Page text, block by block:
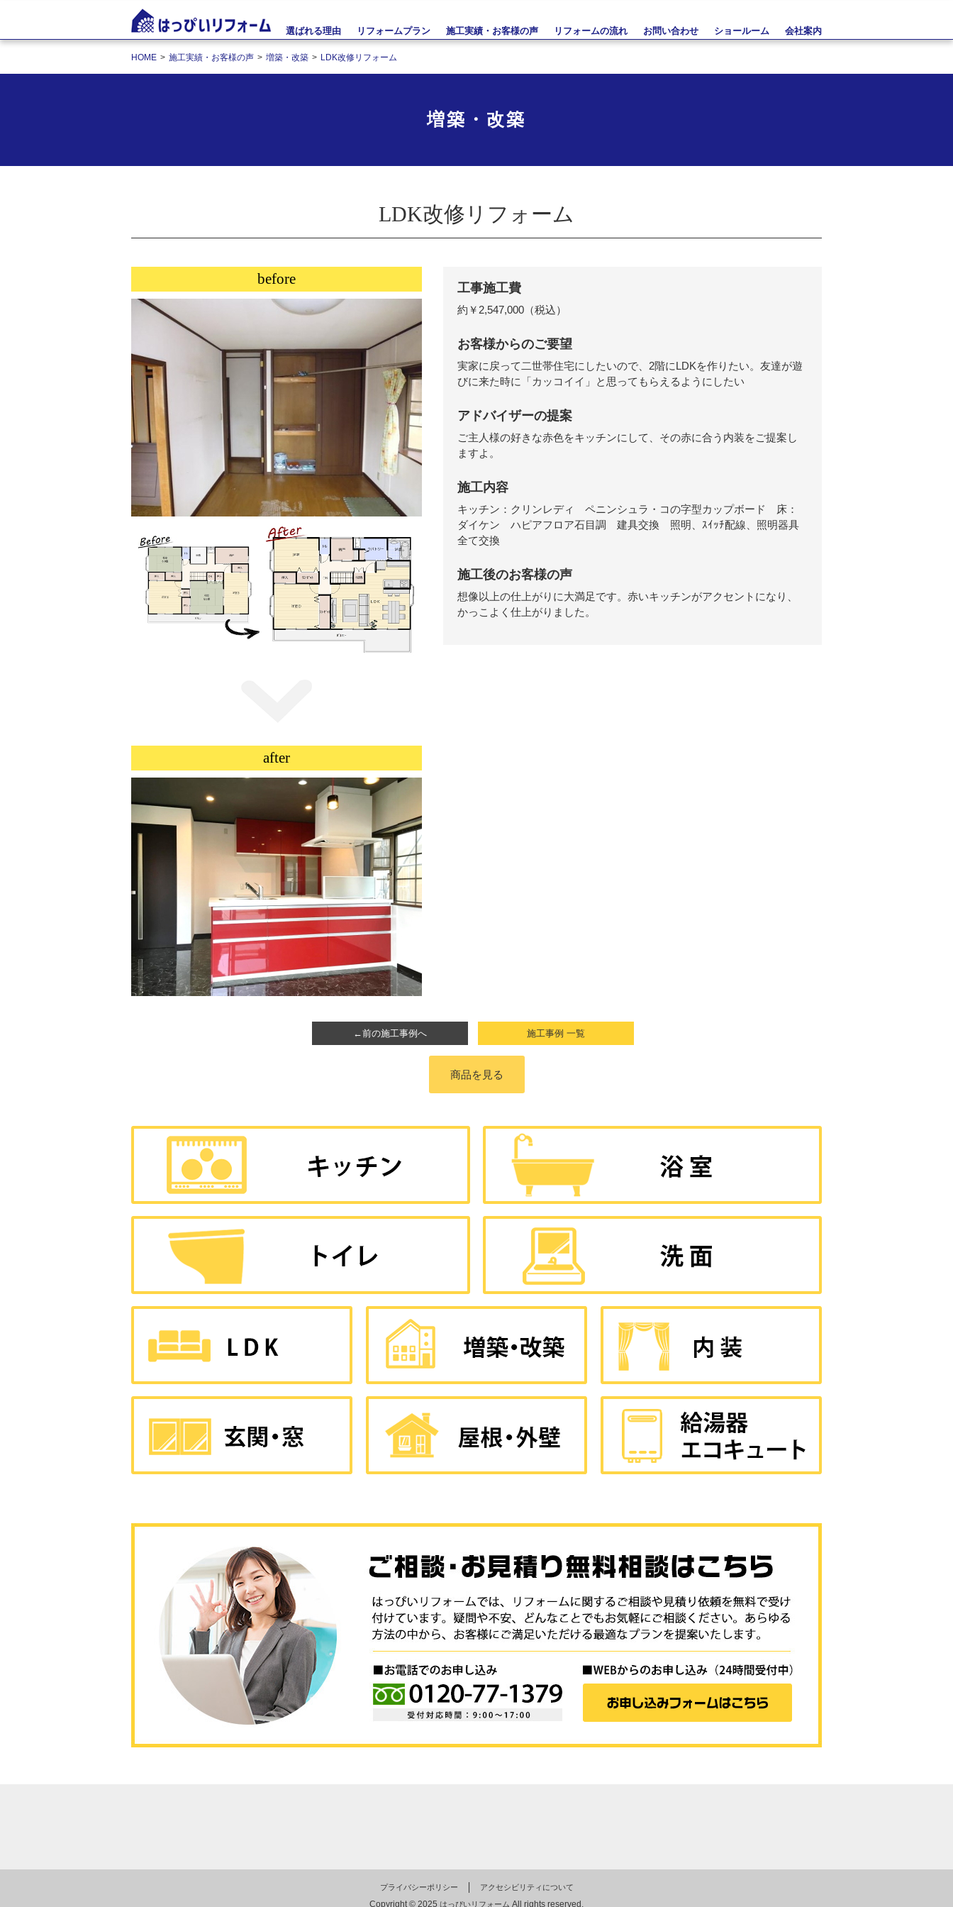
選ばれる理由 リフォームプラン 施工実績・お客様の声 リフォームの流れ お問い合わせ ショールーム 会社案内
HOME 施工実績・お客様の声 増築・改築 LDK改修リフォーム
増築・改築
LDK改修リフォーム
before
after
工事施工費
約￥2,547,000（税込）
お客様からのご要望
実家に戻って二世帯住宅にしたいので、2階にLDKを作りたい。友達が遊
びに来た時に「カッコイイ」と思ってもらえるようにしたい
アドバイザーの提案
ご主人様の好きな赤色をキッチンにして、その赤に合う内装をご提案し
ますよ。
施工内容
キッチン：クリンレディ ペニンシュラ・コの字型カップボード 床：
ダイケン ハピアフロア石目調 建具交換 照明、ｽｲｯﾁ配線、照明器具
全て交換
施工後のお客様の声
想像以上の仕上がりに大満足です。赤いキッチンがアクセントになり、
かっこよく仕上がりました。
←前の施工事例へ 施工事例 一覧
商品を見る
プライバシーポリシー アクセシビリティについて
Copyright © 2025 はっぴいリフォーム All rights reserved.